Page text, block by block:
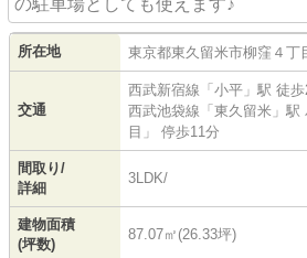
所在地 東京都東久留米市柳窪 ４丁
交通
西武新宿線 「小平 」駅 徒
西武池袋線 「東久留米 」
目」 停歩11分
間取り/
詳細
3LDK/
建物面積
(坪数)
87.07㎡(26.33坪)